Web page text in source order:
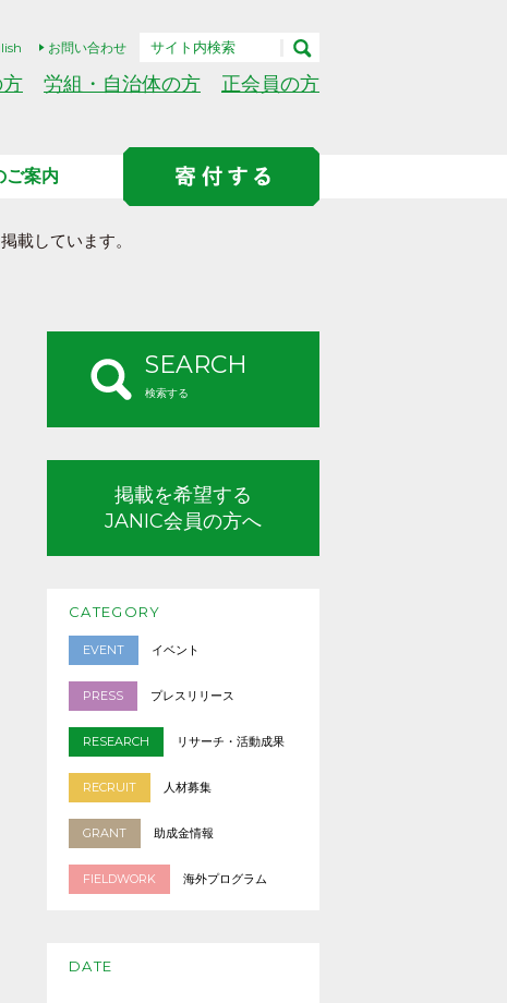
お問い合わせ
労組・自治体の方 正会員の方
ご案内
載しています。
SEARCH
検索する
掲載を希望する
JANIC会員の方へ
CATEGORY
EVENT イベント
PRESS プレスリリース
RESEARCH リサーチ・活動成果
RECRUIT 人材募集
GRANT 助成金情報
FIELDWORK 海外プログラム
DATE